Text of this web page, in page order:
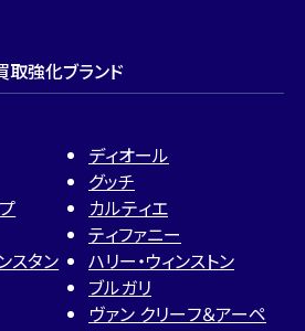
取強化ブランド
スタン
ディオール
グッチ
カルティエ
ティファニー
ハリー・ウィンストン
ブルガリ
ヴァン クリーフ＆アーペ